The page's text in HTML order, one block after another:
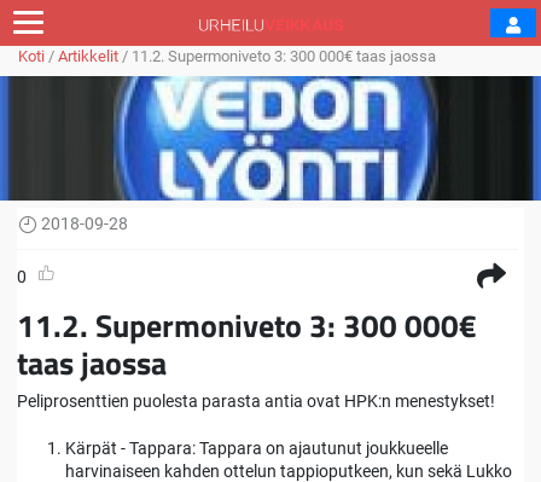
Koti / Artikkelit / 11.2. Supermoniveto 3: 300 000€ taas jaossa
2018-09-28
0
11.2. Supermoniveto 3: 300 000€
taas jaossa
Peliprosenttien puolesta parasta antia ovat HPK:n menestykset!
Kärpät - Tappara: Tappara on ajautunut joukkueelle
harvinaiseen kahden ottelun tappioputkeen, kun sekä Lukko